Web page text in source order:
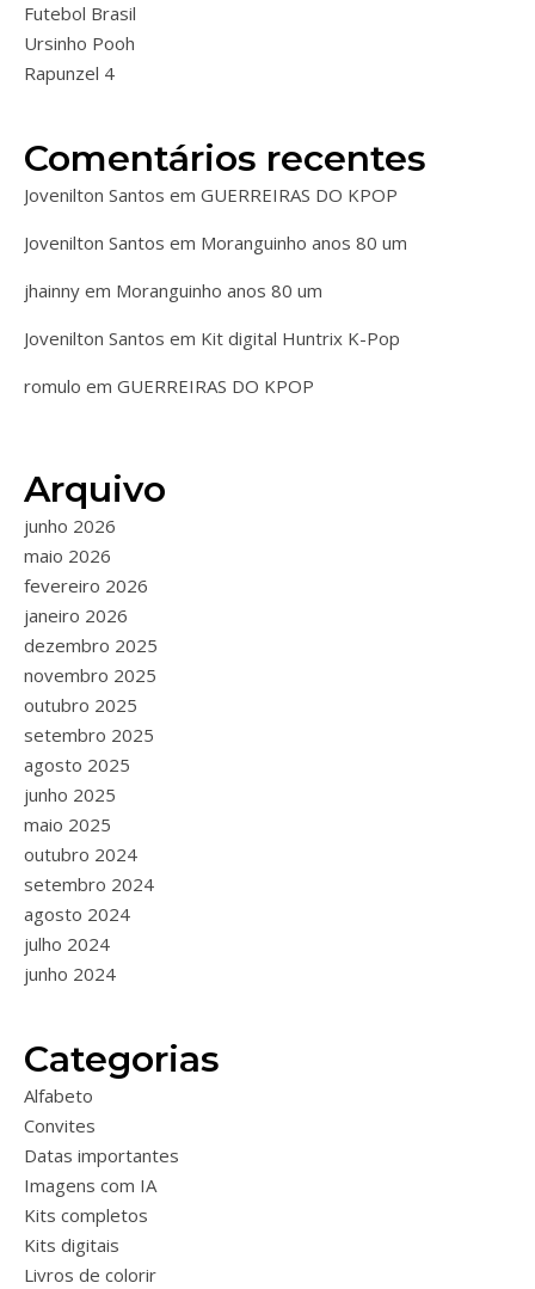
Futebol Brasil
Ursinho Pooh
Rapunzel 4
Comentários recentes
Jovenilton Santos em GUERREIRAS DO KPOP
Jovenilton Santos em Moranguinho anos 80 um
jhainny em Moranguinho anos 80 um
Jovenilton Santos em Kit digital Huntrix K-Pop
romulo em GUERREIRAS DO KPOP
Arquivo
junho 2026
maio 2026
fevereiro 2026
janeiro 2026
dezembro 2025
novembro 2025
outubro 2025
setembro 2025
agosto 2025
junho 2025
maio 2025
outubro 2024
setembro 2024
agosto 2024
julho 2024
junho 2024
Categorias
Alfabeto
Convites
Datas importantes
Imagens com IA
Kits completos
Kits digitais
Livros de colorir